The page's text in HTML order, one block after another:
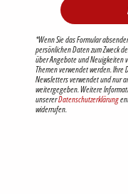
*Wenn Sie das Formular
persönlichen Daten zum Zweck
über Angebote und Neuigkeiten
Themen verwendet werden. Ihre
Newsletters verwendet und nur
weitergegeben. Weitere
unsererDatenschutzerklärung
widerrufen.